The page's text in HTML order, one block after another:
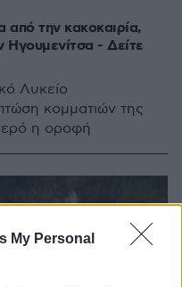
My Personal
από την κακοκαιρία,
Ηγουμενίτσα - Δείτε
Λυκείο
κομματιών της
η οροφή